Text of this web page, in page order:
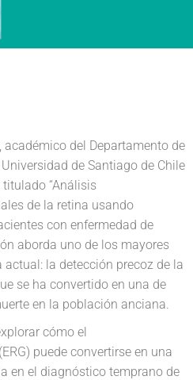
académico del Departamento de
de Santiago de Chile
titulado “Análisis
de la retina usando
con enfermedad de
aborda uno de los mayores
la detección precoz de la
se ha convertido en una de
en la población anciana.
cómo el
puede convertirse en una
en el diagnóstico temprano de